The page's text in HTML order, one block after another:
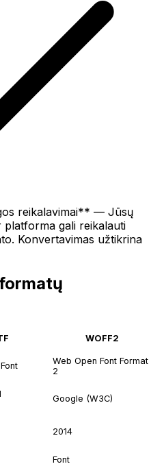
reikalavimai** — Jūsų
gali reikalauti
Konvertavimas užtikrina
WOFF2
Web Open Font Format
2
Google (W3C)
2014
Font